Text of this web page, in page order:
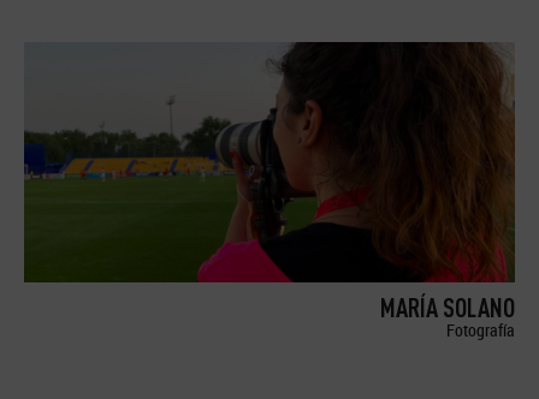
MARÍA SOLANO
Fotografía